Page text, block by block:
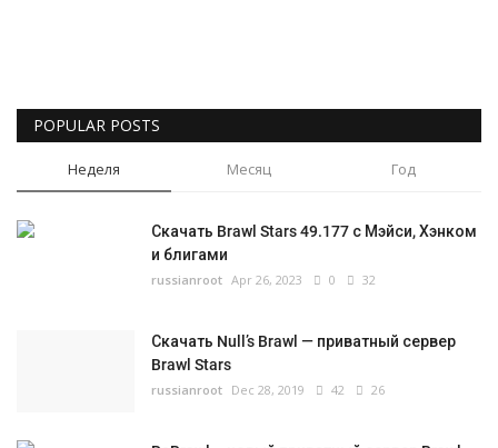
POPULAR POSTS
Неделя Месяц Год
Скачать Brawl Stars 49.177 с Мэйси, Хэнком
и блигами
russianroot Apr 26, 2023 0 32
Скачать Null’s Brawl — приватный сервер
Brawl Stars
russianroot Dec 28, 2019 42 26